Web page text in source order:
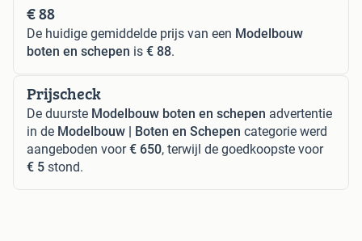
€ 88
De huidige gemiddelde prijs van een Modelbouw
boten en schepen is € 88.
Prijscheck
De duurste Modelbouw boten en schepen advertentie
in de Modelbouw | Boten en Schepen categorie werd
aangeboden voor€ 650, terwijl de goedkoopste voor
€ 5 stond.